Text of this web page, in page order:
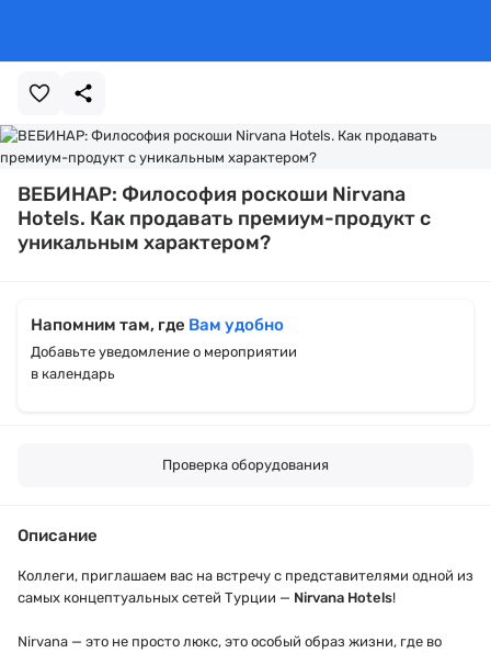
ВЕБИНАР: Философия роскоши Nirvana
Hotels. Как продавать премиум-продукт с
уникальным характером?
Напомним там, где Вам удобно
Добавьте уведомление о мероприятии
в календарь
Проверка оборудования
Описание
Коллеги, приглашаем вас на встречу с представителями одной из
самых концептуальных сетей Турции — Nirvana Hotels!
Nirvana — это не просто люкс, это особый образ жизни, где во